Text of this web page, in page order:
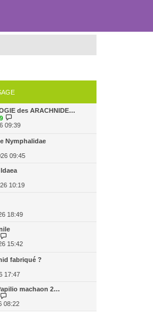
des ARACHNIDE…
o
l
e
d
r
i
e
g
09:39
Nymphalidae
09:45
10:19
18:49
o
e
d
r
i
e
15:42
fabriqué ?
o
r
l
e
d
17:47
machaon 2…
o
08:22